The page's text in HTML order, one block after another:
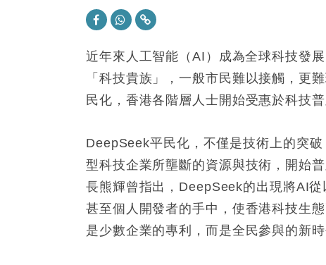
近年來人工智能（AI）成為全球科技發
「科技貴族」，一般市民難以接觸，更
民化，香港各階層人士開始受惠於科技普
DeepSeek平民化，不僅是技術上的突
型科技企業所壟斷的資源與技術，開始
長熊輝曾指出，DeepSeek的出現將AI
甚至個人開發者的手中，使香港科技生
是少數企業的專利，而是全民參與的新時